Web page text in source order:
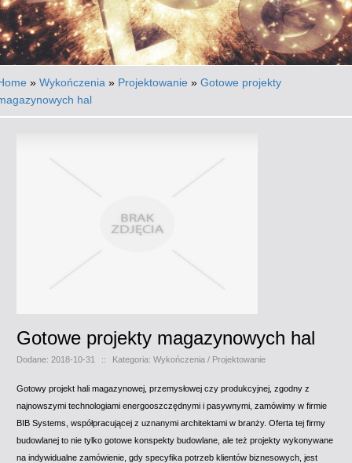
» Wykończenia » Projektowanie » Gotowe projekty
hal
Gotowe projekty magazynowych hal
Dodane: 2018-10-31 :: Kategoria: Wykończenia / Projektowanie
Gotowy projekt hali magazynowej, przemysłowej czy produkcyjnej, zgodny z
najnowszymi technologiami energooszczędnymi i pasywnymi, zamówimy w firmie
BIB Systems, współpracującej z uznanymi architektami w branży. Oferta tej firmy
budowlanej to nie tylko gotowe konspekty budowlane, ale też projekty wykonywane
na indywidualne zamówienie, gdy specyfika potrzeb klientów biznesowych, jest